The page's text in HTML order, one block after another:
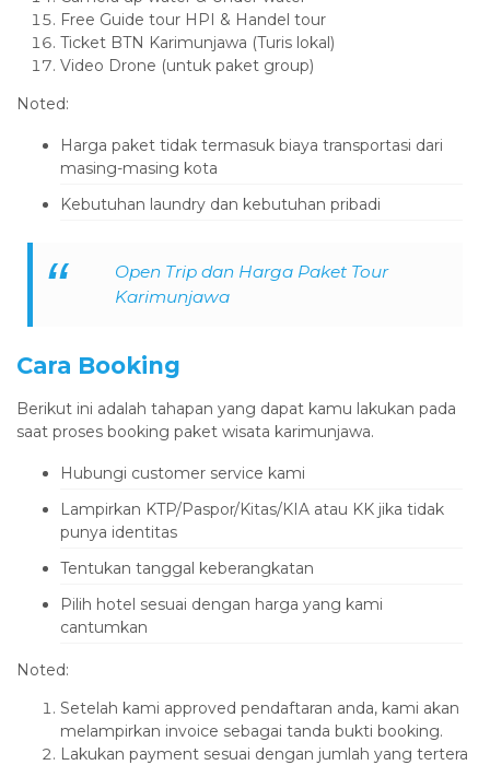
Free Guide tour HPI & Handel tour
Ticket BTN Karimunjawa (Turis lokal)
Video Drone (untuk paket group)
Noted:
Harga paket tidak termasuk biaya transportasi dari
masing-masing kota
Kebutuhan laundry dan kebutuhan pribadi
Open Trip dan Harga Paket Tour
Karimunjawa
Cara Booking
Berikut ini adalah tahapan yang dapat kamu lakukan pada
saat proses booking paket wisata karimunjawa.
Hubungi customer service kami
Lampirkan KTP/Paspor/Kitas/KIA atau KK jika tidak
punya identitas
Tentukan tanggal keberangkatan
Pilih hotel sesuai dengan harga yang kami
cantumkan
Noted:
Setelah kami approved pendaftaran anda, kami akan
melampirkan invoice sebagai tanda bukti booking.
Lakukan payment sesuai dengan jumlah yang tertera